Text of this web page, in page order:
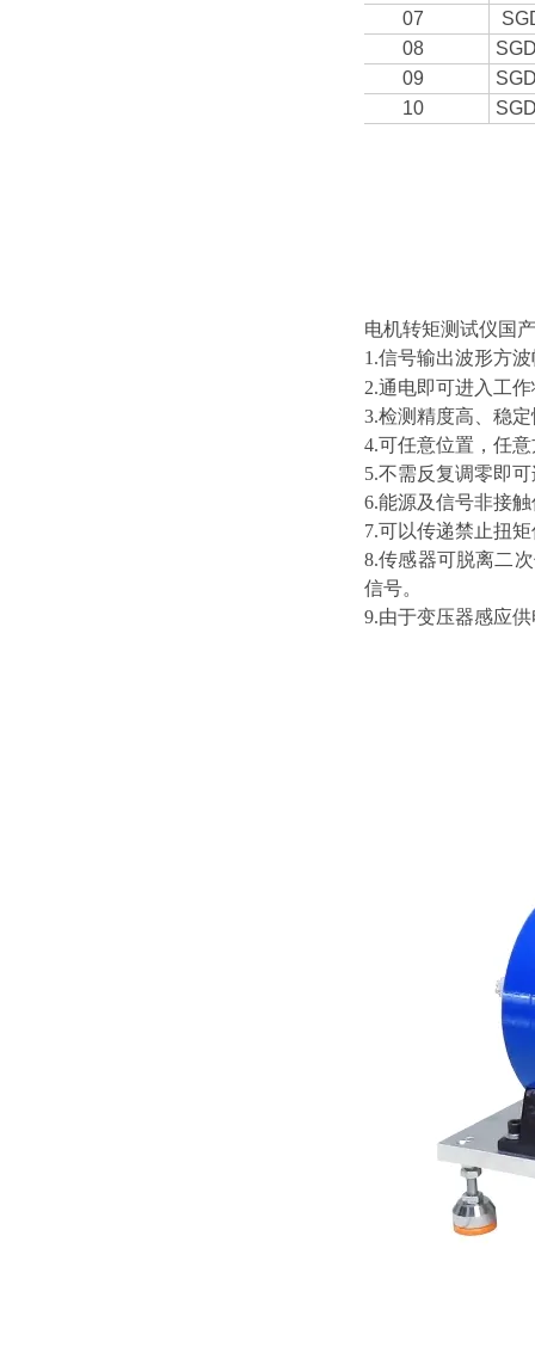
07
08
09
10
电机转矩测试仪国
1.信号输出波形方
2.通电即可进入工
3.检测精度高、稳
4.可任意位置，任
5.不需反复调零即
6.能源及信号非接
7.可以传递禁止扭
8.传感器可脱离二
信号。
9.由于变压器感应